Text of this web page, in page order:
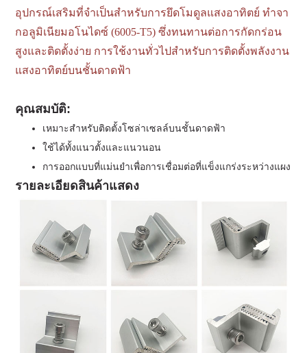
อุปกรณ์เสริมที่จำเป็นสำหรับการยึดโมดูลแสงอาทิตย์ ทำจา
กอลูมิเนียมอโนไดซ์ (6005-T5) ซึ่งทนทานต่อการกัดกร่อน
สูงและติดตั้งง่าย การใช้งานทั่วไปสำหรับการติดตั้งพลังงาน
แสงอาทิตย์บนชั้นดาดฟ้า
คุณสมบัติ:
เหมาะสำหรับติดตั้งโซล่าเซลล์บนชั้นดาดฟ้า
ใช้ได้ทั้งแนวตั้งและแนวนอน
การออกแบบที่แม่นยำเพื่อการเชื่อมต่อที่แข็งแกร่งระหว่างแผง
รายละเอียดสินค้าแสดง